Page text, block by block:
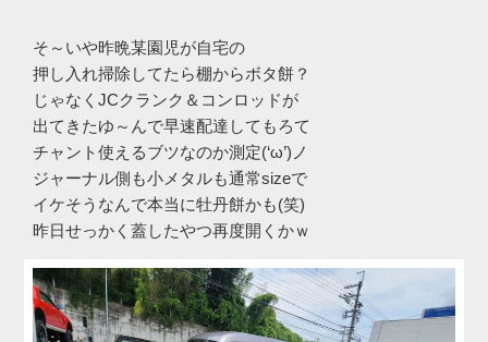
そ～いや昨晩某園児が自宅の
押し入れ掃除してたら棚からボタ餅？
じゃなくJCクランク＆コンロッドが
出てきたゆ～んで早速配達してもろて
チャント使えるブツなのか測定(‘ω’)ノ
ジャーナル側も小メタルも通常sizeで
イケそうなんで本当に牡丹餅かも(笑)
昨日せっかく蓋したやつ再度開くかｗ